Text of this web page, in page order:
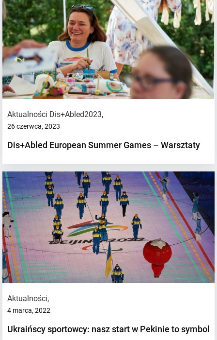
Aktualności Dis+Abled2023,
26 czerwca, 2023
Dis+Abled European Summer Games – Warsztaty
Aktualności,
4 marca, 2022
Ukraińscy sportowcy: nasz start w Pekinie to symbol